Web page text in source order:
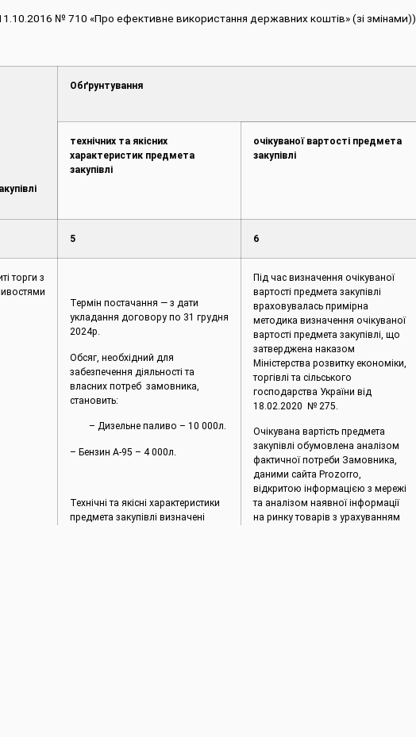
11.10.2016 № 710 «Про ефективне використання державних коштів» (зі змінами))
Обґрунтування
технічних та якісних
характеристик предмета
закупівлі
очікуваної вартості предмета
закупівлі
5 6
торги з
Термін постачання — з дати
укладання договору по 31 грудня
2024р.
Обсяг, необхідний для
забезпечення діяльності та
власних потреб замовника,
становить:
– Дизельне паливо – 10 000л.
– Бензин А-95 – 4 000л.
Технічні та якісні характеристики
предмета закупівлі визначені
Під час визначення очікуваної
вартості предмета закупівлі
враховувалась примірна
методика визначення очікуваної
вартості предмета закупівлі, що
затверджена наказом
Міністерства розвитку економіки,
торгівлі та сільського
господарства України від
18.02.2020 № 275.
Очікувана вартість предмета
закупівлі обумовлена аналізом
фактичної потреби Замовника,
даними сайта Prozorro,
відкритою інформацією з мережі
та аналізом наявної інформації
на ринку товарів з урахуванням